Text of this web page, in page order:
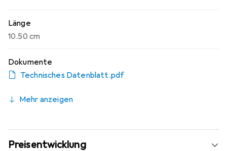
Länge
10.50 cm
Dokumente
Technisches Datenblatt.pdf
Mehr anzeigen
Preisentwicklung